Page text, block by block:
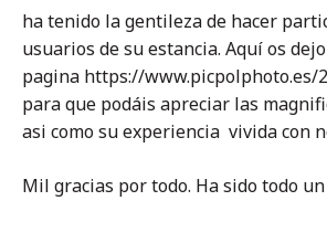
ha tenido la gentileza de hacer
usuarios de su estancia. Aquí os
pagina https://
para que podáis apreciar las
asi como su experiencia vivida con
Mil gracias por todo. Ha sido todo